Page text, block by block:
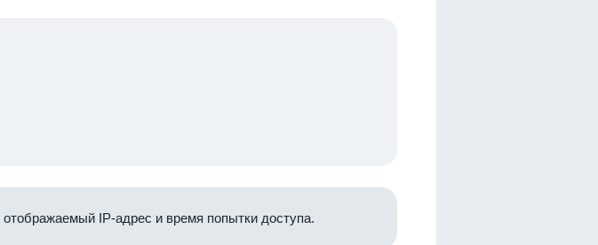
IP-адрес и время попытки доступа.